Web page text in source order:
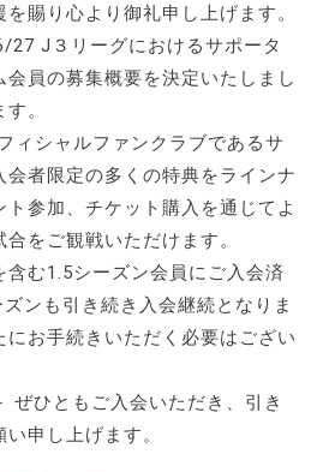
賜り心より御礼申し上げます。
27 J３リーグにおけるサポータ
員の募集概要を決定いたしまし
。
ィシャルファンクラブであるサ
者限定の多くの特典をラインナ
参加、チケット購入を通じてよ
をご観戦いただけます。
む1.5シーズン会員にご入会済
ンも引き続き入会継続となりま
お手続きいただく必要はござい
ぜひともご入会いただき、引き
申し上げます。